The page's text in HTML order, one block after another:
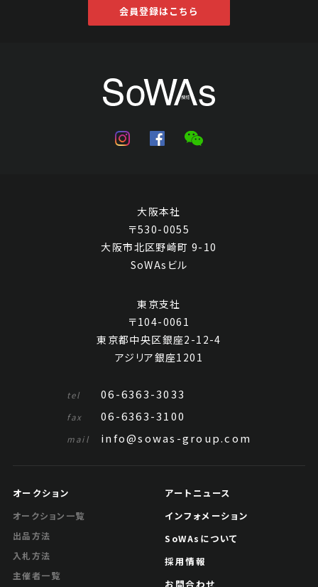
会員登録はこちら
大阪本社
〒530-0055
大阪市北区野崎町 9-10
SoWAsビル
東京支社
〒104-0061
東京都中央区銀座2-12-4
アジリア銀座1201
tel 06-6363-3033
fax 06-6363-3100
mail info@sowas-group.com
オークション
オークション一覧
出品方法
入札方法
主催者一覧
アートニュース
インフォメーション
SoWAsについて
採用情報
お問合わせ